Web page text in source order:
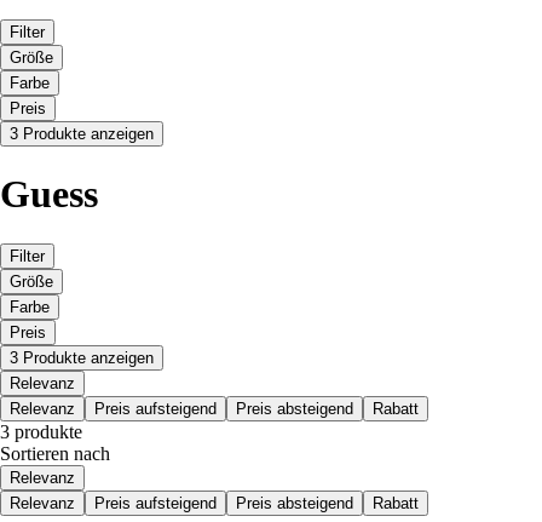
Filter
Größe
Farbe
Preis
3 Produkte anzeigen
Guess
Filter
Größe
Farbe
Preis
3 Produkte anzeigen
Relevanz
Relevanz
Preis aufsteigend Preis absteigend Rabatt
3 produkte
Sortieren nach
Relevanz
Relevanz
Preis aufsteigend Preis absteigend Rabatt